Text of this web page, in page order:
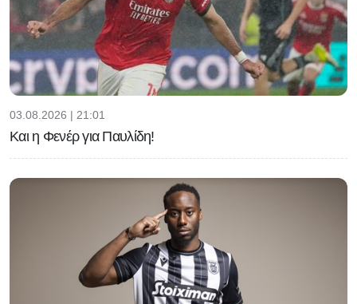
03.08.2026 | 21:01
Και η Φενέρ για Παυλίδη!